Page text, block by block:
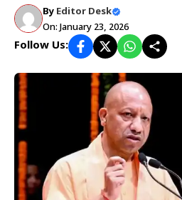
By Editor Desk
On: January 23, 2026
Follow Us: